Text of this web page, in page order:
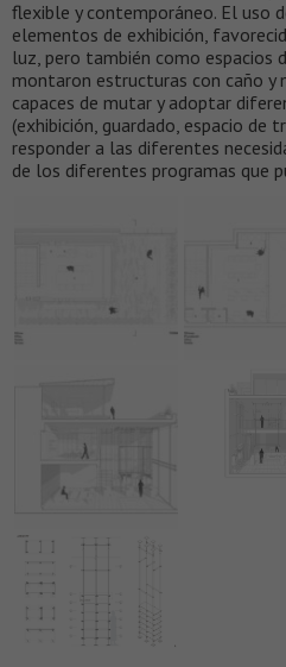
flexible y contemporáneo. El uso
elementos de exhibición,
luz, pero también como espacios
montaron estructuras con caño y
capaces de mutar y adoptar
(exhibición, guardado, espacio de
responder a las diferentes
de los diferentes programas que